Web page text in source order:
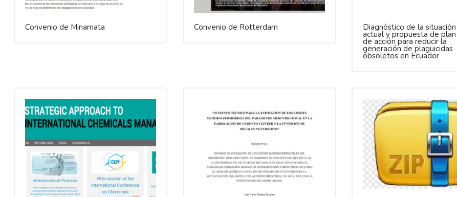
Convenio de Minamata Convenio de Rotterdam Diagnóstico de la situación
actual y propuesta de plan
de acción para reducir la
generación de plaguicidas
obsoletos en Ecuador